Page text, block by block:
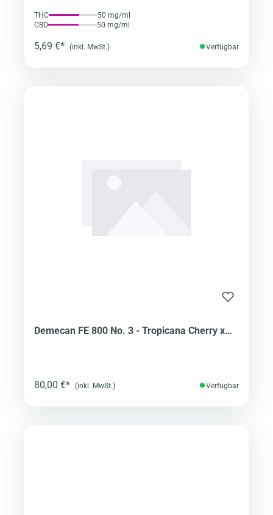
THC
50 mg/ml
CBD
50 mg/ml
5,69 €* (inkl. MwSt.) Verfügbar
Demecan FE 800 No. 3 - Tropicana Cherry x
80,00 €* (inkl. MwSt.) Verfügbar